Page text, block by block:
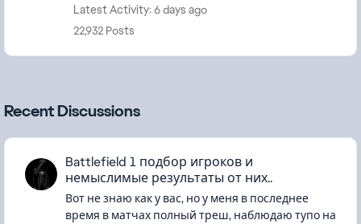
Latest Activity: 6 days ago
22,932 Posts
Recent Discussions
Battlefield 1 подбор игроков и
немыслимые результаты от них..
Вот не знаю как у вас, но у меня в последнее
время в матчах полный треш, наблюдаю тупо на